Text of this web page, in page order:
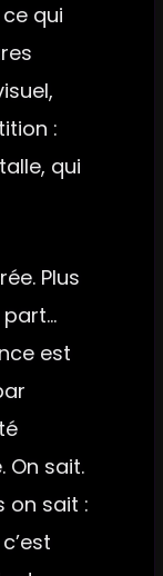
qui
:
qui
Plus
part…
est
On sait.
on sait :